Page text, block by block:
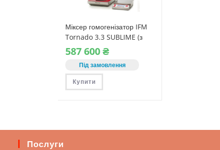
Міксер гомогенізатор IFM
Tornado 3.3 SUBLIME (з
індукційною плитою)
587‎ 600₴
Під замовлення
Купити
Послуги